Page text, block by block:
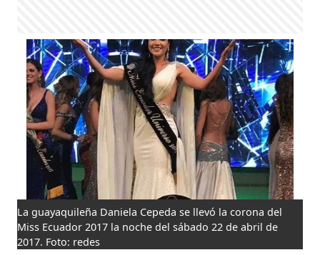
La guayaquileña Daniela Cepeda se llevó la corona del
Miss Ecuador 2017 la noche del sábado 22 de abril de
2017. Foto: redes